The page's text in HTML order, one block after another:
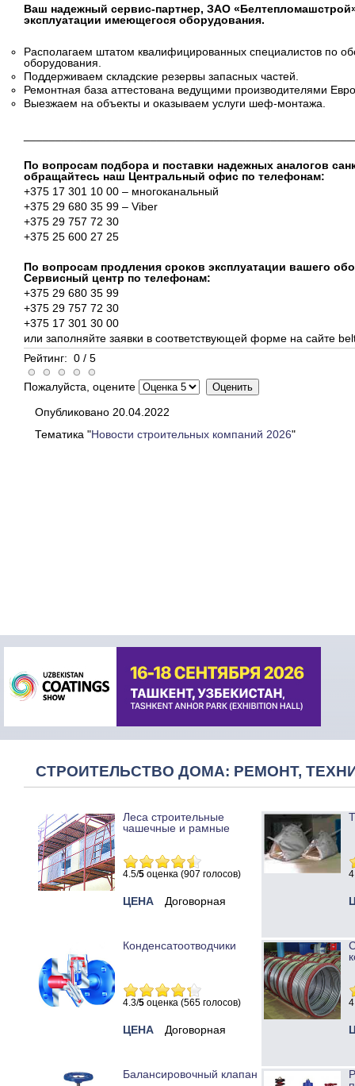
Ваш надежный сервис-партнер, ЗАО
эксплуатации имеющегося оборудования.
Располагаем штатом квалифицированных специалистов по
оборудования.
Поддерживаем складские резервы запасных частей.
Ремонтная база аттестована ведущими производителями
Выезжаем на объекты и оказываем услуги шеф-монтажа.
По вопросам подбора и поставки надежных аналогов
обращайтесь наш Центральный офис по телефонам:
+375 17 301 10 00 – многоканальный
+375 29 680 35 99 – Viber
+375 29 757 72 30
+375 25 600 27 25
По вопросам продления сроков эксплуатации вашего
Сервисный центр по телефонам:
+375 29 680 35 99
+375 29 757 72 30
+375 17 301 30 00
или заполняйте заявки в соответствующей форме на сайте
Рейтинг: 0 / 5
Пожалуйста, оцените
Опубликовано 20.04.2022
Тематика "Новости строительных компаний 2026"
СТРОИТЕЛЬСТВО ДОМА: РЕМОНТ,
Леса строительные
чашечные и рамные
4.5/5 оценка (907 голосов)
ЦЕНА Договорная
Конденсатоотводчики
4.3/5 оценка (565 голосов)
ЦЕНА Договорная
Балансировочный клапан